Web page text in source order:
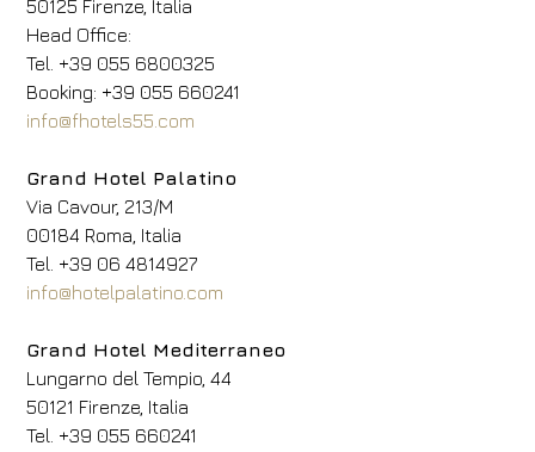
50125 Firenze, Italia
Head Office:
Tel. +39 055 6800325
Booking: +39 055 660241
info@fhotels55.com
Grand Hotel Palatino
Via Cavour, 213/M
00184 Roma, Italia
Tel. +39 06 4814927
info@hotelpalatino.com
Grand Hotel Mediterraneo
Lungarno del Tempio, 44
50121 Firenze, Italia
Tel. +39 055 660241